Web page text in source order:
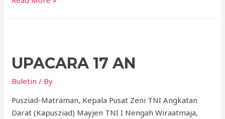
UPACARA 17 AN
Buletin / By
Pusziad-Matraman, Kepala Pusat Zeni TNI Angkatan
Darat (Kapusziad) Mayjen TNI I Nengah Wiraatmaja,